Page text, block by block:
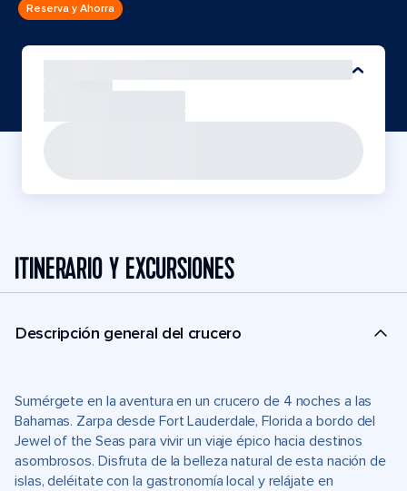
Reserva y Ahorra
ITINERARIO Y EXCURSIONES
Descripción general del crucero
Sumérgete en la aventura en un crucero de 4 noches a las
Bahamas. Zarpa desde Fort Lauderdale, Florida a bordo del
Jewel of the Seas para vivir un viaje épico hacia destinos
asombrosos. Disfruta de la belleza natural de esta nación de
islas, deléitate con la gastronomía local y relájate en